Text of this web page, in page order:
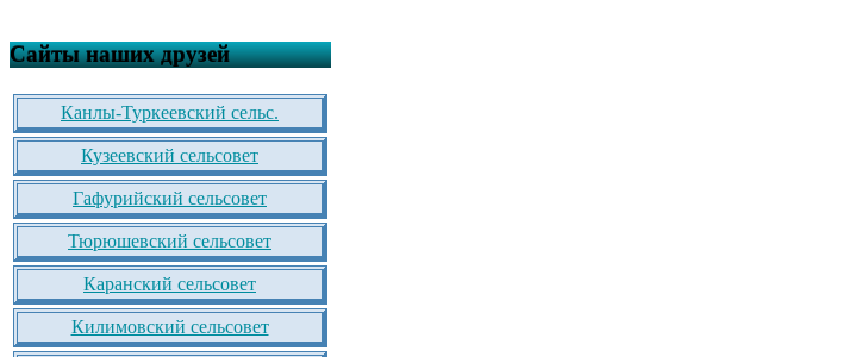
Сайты наших друзей
Канлы-Туркеевский сельс.
Кузеевский сельсовет
Гафурийский сельсовет
Тюрюшевский сельсовет
Каранский сельсовет
Килимовский сельсовет